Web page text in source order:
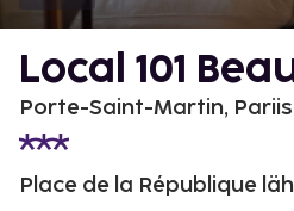
Local 101
Porte-Saint-Martin,
Place de la République